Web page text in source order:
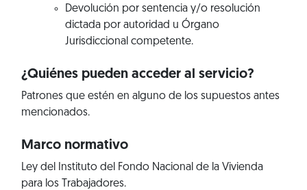
Devolución por sentencia y/o resolución
dictada por autoridad u Órgano
Jurisdiccional competente.
¿Quiénes pueden acceder al servicio?
Patrones que estén en alguno de los supuestos antes
mencionados.
Marco normativo
Ley del Instituto del Fondo Nacional de la Vivienda
para los Trabajadores.